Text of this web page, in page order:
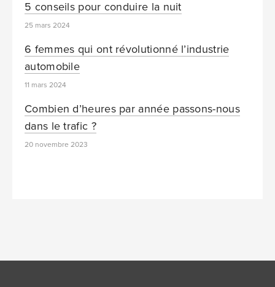
5 conseils pour conduire la nuit
25 mars 2024
6 femmes qui ont révolutionné l’industrie
automobile
11 mars 2024
Combien d’heures par année passons-nous
dans le trafic ?
20 novembre 2023